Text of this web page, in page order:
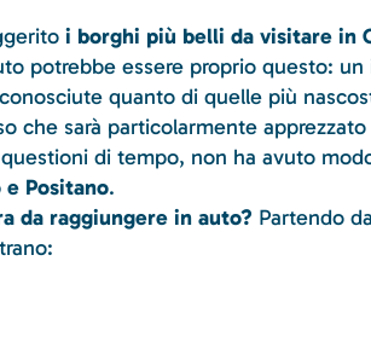
i borghi più belli da visitare in
potrebbe essere proprio questo:
quanto di quelle più
che sarà particolarmente
di tempo, non ha avuto
Positano.
da raggiungere in auto? Partendo